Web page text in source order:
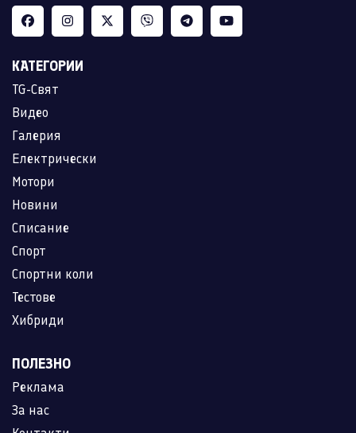
КАТЕГОРИИ
TG-Свят
Видео
Галерия
Електрически
Мотори
Новини
Списание
Спорт
Спортни коли
Тестове
Хибриди
ПОЛЕЗНО
Реклама
За нас